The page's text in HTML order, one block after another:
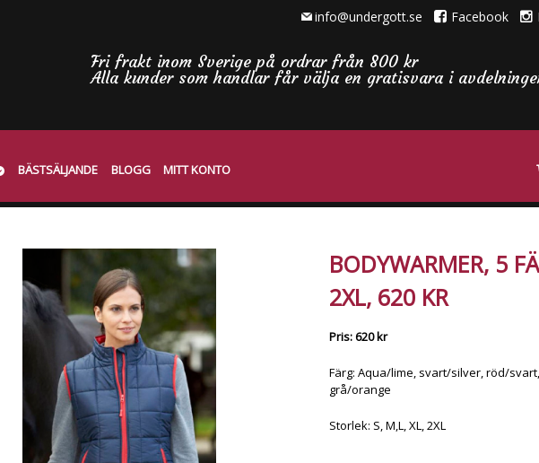
info@undergott.se Facebook
Fri frakt inom Sverige på ordrar från 800 kr
Alla kunder som handlar får välja en gratisvara i
BÄSTSÄLJANDE BLOGG MITT KONTO
BODYWARMER, 5
2XL, 620 KR
Pris: 620 kr
Färg: Aqua/lime, svart/silver, röd/
grå/orange
Storlek: S, M,L, XL, 2XL